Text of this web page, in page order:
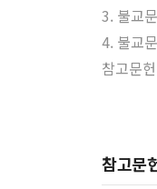
3. 불교
4. 불교
참고문헌
참고문